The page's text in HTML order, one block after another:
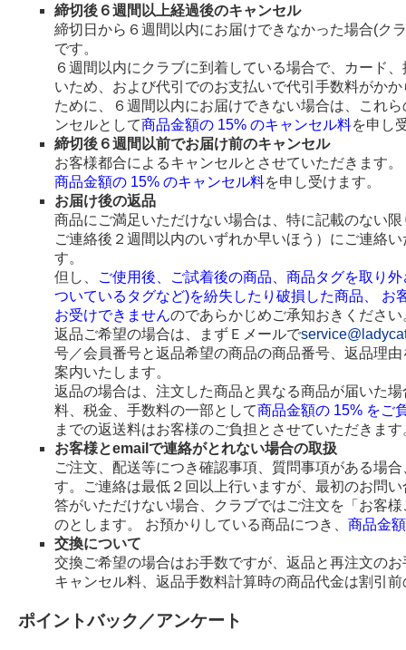
締切後６週間以上経過後のキャンセル
締切日から６週間以内にお届けできなかった場合(ク
です。
６週間以内にクラブに到着している場合で、カード
いため、および代引でのお支払いで代引手数料がか
ために、６週間以内にお届けできない場合は、これ
ンセルとして商品金額の 15% のキャンセル料を申し
締切後６週間以前でお届け前のキャンセル
お客様都合によるキャンセルとさせていただきます。
商品金額の 15% のキャンセル料を申し受けます。
お届け後の返品
商品にご満足いただけない場合は、特に記載のない
ご連絡後２週間以内のいずれか早いほう）にご連絡
す。
但し、
ご使用後、ご試着後の商品、商品タグを取り
ついているタグなど)を紛失したり破損した商品、
お受けできませんのであらかじめご承知おきください
返品ご希望の場合は、まずＥメールで
号／会員番号と返品希望の商品の商品番号、返品理
案内いたします。
返品の場合は、注文した商品と異なる商品が届いた
料、税金、手数料の一部として商品金額の 15% をご
までの返送料はお客様のご負担とさせていただきます
お客様とemailで連絡がとれない場合の取扱
ご注文、配送等につき確認事項、質問事項がある場
す。ご連絡は最低２回以上行いますが、最初のお問
答がいただけない場合、クラブではご注文を「お客
のとします。 お預かりしている商品につき、 商品金
交換について
交換ご希望の場合はお手数ですが、返品と再注文の
キャンセル料、返品手数料計算時の商品代金は割引
ポイントバック／アンケート